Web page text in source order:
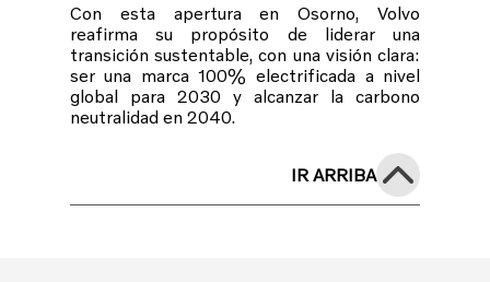
Con esta apertura en Osorno, Volvo
reafirma su propósito de liderar una
transición sustentable, con una visión clara:
ser una marca 100% electrificada a nivel
global para 2030 y alcanzar la carbono
neutralidad en 2040.
IR ARRIBA